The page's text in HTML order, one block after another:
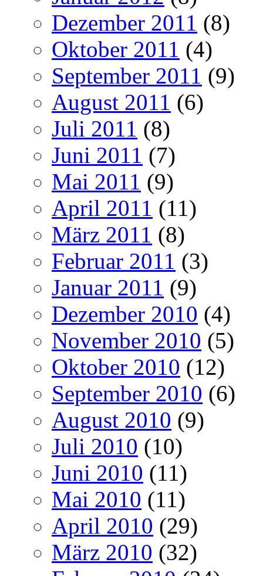
Dezember 2011 (8)
Oktober 2011 (4)
September 2011 (9)
August 2011 (6)
Juli 2011 (8)
Juni 2011 (7)
Mai 2011 (9)
April 2011 (11)
März 2011 (8)
Februar 2011 (3)
Januar 2011 (9)
Dezember 2010 (4)
November 2010 (5)
Oktober 2010 (12)
September 2010 (6)
August 2010 (9)
Juli 2010 (10)
Juni 2010 (11)
Mai 2010 (11)
April 2010 (29)
März 2010 (32)